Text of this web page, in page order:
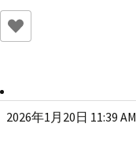
2026年1月20日 11:39 AM